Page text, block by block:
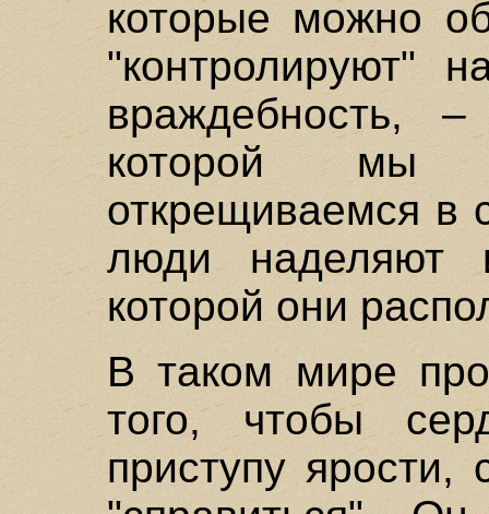
которые можно
"контролируют"
враждебность,
которой мы
открещиваемся в
люди наделяют
которой они
В таком мире
того, чтобы
приступу